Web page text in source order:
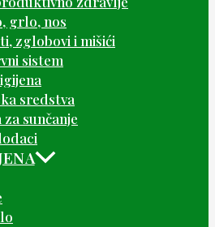
grlo, nos
zglobovi i mišići
sistem
sredstva
sunčanje